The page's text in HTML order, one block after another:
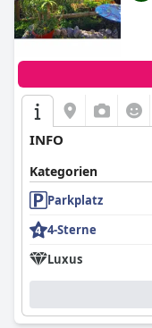
INFO
Kategorien
Parkplatz
4-Sterne
Luxus